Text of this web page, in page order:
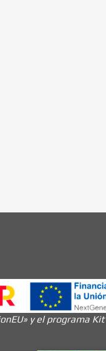
y el programa